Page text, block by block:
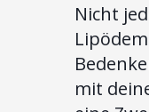
Nicht
mit